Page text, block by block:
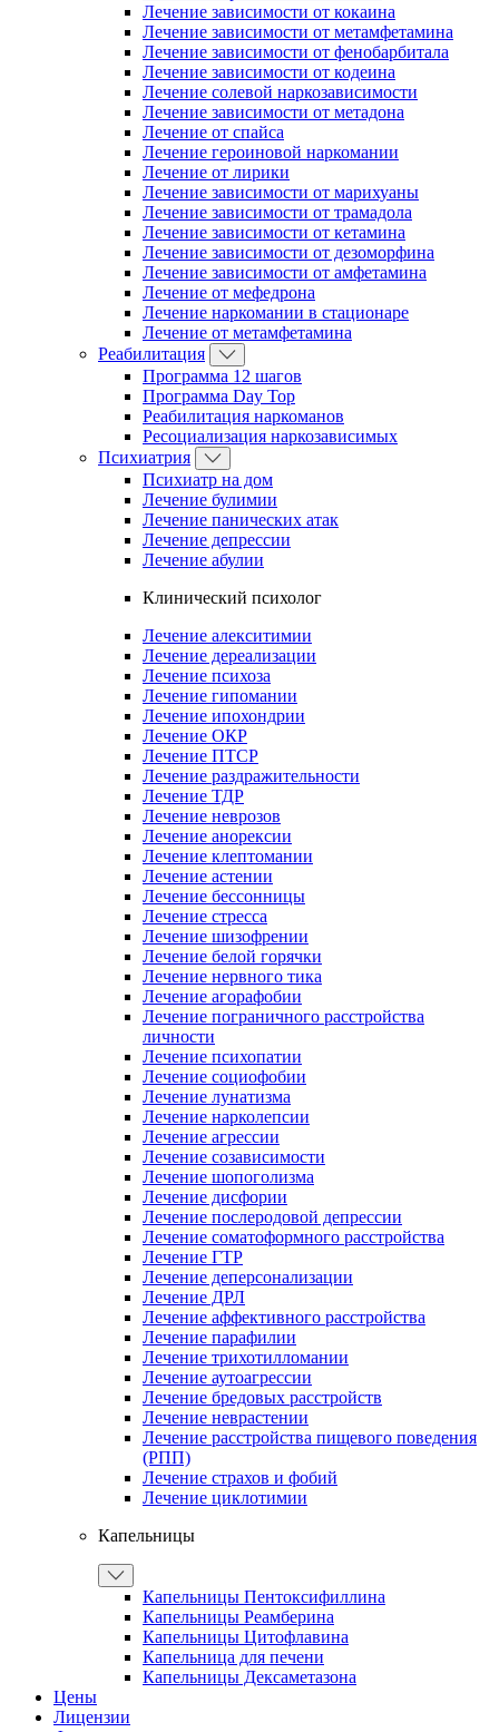
Лечение зависимости от кокаина
Лечение зависимости от метамфетамина
Лечение зависимости от фенобарбитала
Лечение зависимости от кодеина
Лечение солевой наркозависимости
Лечение зависимости от метадона
Лечение от спайса
Лечение героиновой наркомании
Лечение от лирики
Лечение зависимости от марихуаны
Лечение зависимости от трамадола
Лечение зависимости от кетамина
Лечение зависимости от дезоморфина
Лечение зависимости от амфетамина
Лечение от мефедрона
Лечение наркомании в стационаре
Лечение от метамфетамина
Реабилитация
Программа 12 шагов
Программа Day Top
Реабилитация наркоманов
Ресоциализация наркозависимых
Психиатрия
Психиатр на дом
Лечение булимии
Лечение панических атак
Лечение депрессии
Лечение абулии
Клинический психолог
Лечение алекситимии
Лечение дереализации
Лечение психоза
Лечение гипомании
Лечение ипохондрии
Лечение ОКР
Лечение ПТСР
Лечение раздражительности
Лечение ТДР
Лечение неврозов
Лечение анорексии
Лечение клептомании
Лечение астении
Лечение бессонницы
Лечение стресса
Лечение шизофрении
Лечение белой горячки
Лечение нервного тика
Лечение агорафобии
Лечение пограничного расстройства
личности
Лечение психопатии
Лечение социофобии
Лечение лунатизма
Лечение нарколепсии
Лечение агрессии
Лечение созависимости
Лечение шопоголизма
Лечение дисфории
Лечение послеродовой депрессии
Лечение соматоформного расстройства
Лечение ГТР
Лечение деперсонализации
Лечение ДРЛ
Лечение аффективного расстройства
Лечение парафилии
Лечение трихотилломании
Лечение аутоагрессии
Лечение бредовых расстройств
Лечение неврастении
Лечение расстройства пищевого поведения
(РПП)
Лечение страхов и фобий
Лечение циклотимии
Капельницы
Капельницы Пентоксифиллина
Капельницы Реамберина
Капельницы Цитофлавина
Капельница для печени
Капельницы Дексаметазона
Цены
Лицензии